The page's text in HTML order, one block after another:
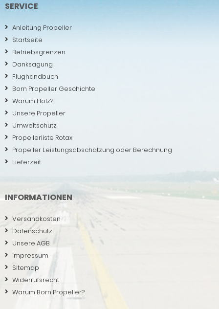
SERVICE
Anleitung Propeller
Startseite
Betriebsgrenzen
Danksagung
Flughandbuch
Born Propeller Geschichte
Warum Holz?
Unsere Propeller
Umweltschutz
Propellerliste Rotax
Propeller Leistungsabschätzung oder Berechnung
Lieferzeit
INFORMATIONEN
Versandkosten
Datenschutz
Unsere AGB
Impressum
Sitemap
Widerrufsrecht
Warum Born Propeller?